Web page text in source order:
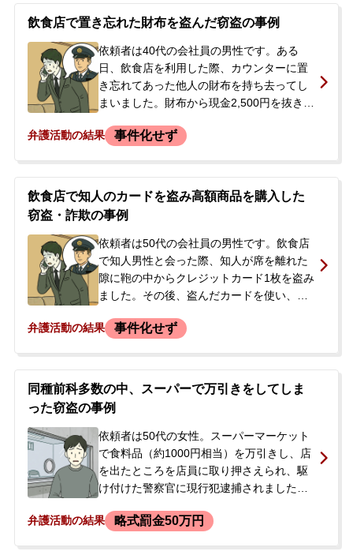
しまいました。依頼者に窃盗の意図はな
く、話し合いを継続させるための行動でし
た。その後、交番にバッグを届け出ました
が受理されず、一度帰宅。後日、相手が窃
盗で被害届を提出したため警察の事情聴取
を受け、さらに後日逮捕されました。前科
頼されました。
飲食店で置き忘れた財布を盗んだ窃盗の事例
依頼者は40代の会社員の男性です。ある
日、飲食店を利用した際、カウンターに置
き忘れてあった他人の財布を持ち去ってし
まいました。財布から現金2,500円を抜き取
店内には防犯カメラが設置されていたた
に、家族や会社に知られることなく穏便に
解決したいとの思いから、当事務所へ相談
に来られました。
弁護活動の結果 事件化せず
飲食店で知人のカードを盗み高額商品を購入した
窃盗・詐欺の事例
依頼者は50代の会社員の男性です。飲食店
で知人男性と会った際、知人が席を離れた
隙に鞄の中からクレジットカード1枚を盗み
ました。その後、盗んだカードを使い、デ
計約42万円分を不正に購入しました。後
のやりとりをしていましたが、警察からも
連絡があり、指定の日時に出頭するよう求
められました。被害者から被害届を取り下
げるとの意向は示されていましたが、警察
の捜査が進んでいる状況に不安を感じ、今
後の対応と示談交渉について相談するた
め、当事務所へ来所されました。
弁護活動の結果 事件化せず
同種前科多数の中、スーパーで万引きをしてしま
った窃盗の事例
依頼者は50代の女性。スーパーマーケット
で食料品（約1000円相当）を万引きし、店
を出たところを店員に取り押さえられ、駆
け付けた警察官に現行犯逮捕されました。
あり、直近では約1年半前に罰金50万円の
弁護活動の結果 略式罰金50万円